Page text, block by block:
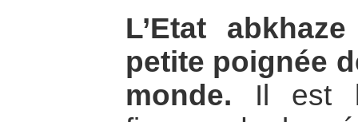
L’Etat
petite poignée
monde. Il est